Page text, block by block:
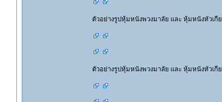
ตัวอย่างรูปหุ้มหนังพวงมาลัย และ หุ้มหนังหัวเกีย
ตัวอย่างรูปหุ้มหนังพวงมาลัย และ หุ้มหนังหัวเกี